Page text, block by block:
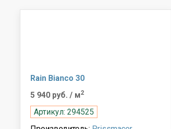
Rain Bianco 30
5 940 руб. / м2
Артикул: 294525